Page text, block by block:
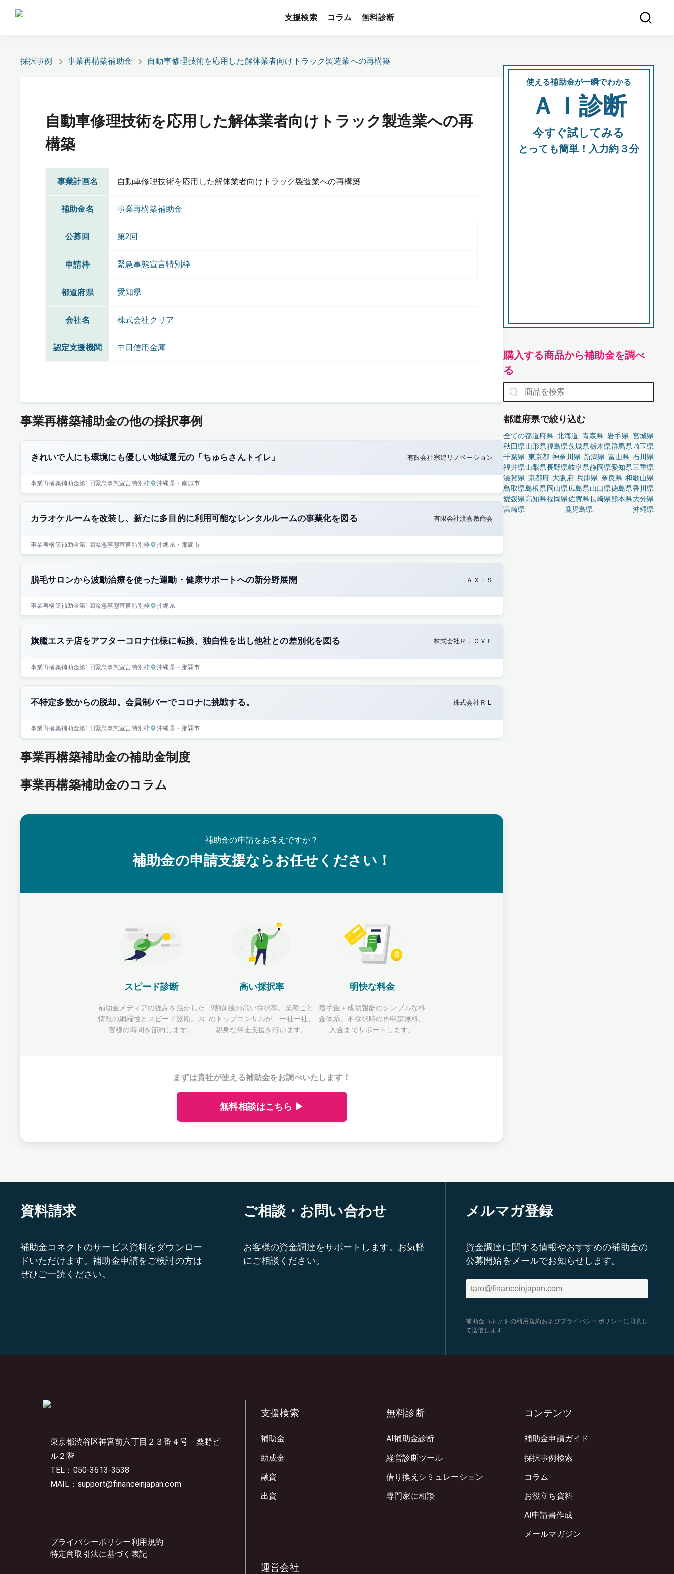
支援検索 コラム 無料診断
採択事例 事業再構築補助金 自動車修理技術を応用した解体業者向けトラック製造業への再構築
自動車修理技術を応用した解体業者向けトラック製造業への再
構築
事業計画名 自動車修理技術を応用した解体業者向けトラック製造業への再構築
補助金名 事業再構築補助金
公募回 第2回
申請枠 緊急事態宣言特別枠
都道府県 愛知県
会社名 株式会社クリア
認定支援機関 中日信用金庫
事業再構築補助金の他の採択事例
きれいで人にも環境にも優しい地域還元の「ちゅらさんトイレ」 有限会社宗建リノベーション
事業再構築補助金第1回緊急事態宣言特別枠 沖縄県 ・南城市
カラオケルームを改装し、新たに多目的に利用可能なレンタルルームの事業化を図る 有限会社渡嘉敷商会
事業再構築補助金第1回緊急事態宣言特別枠 沖縄県 ・那覇市
脱毛サロンから波動治療を使った運動・健康サポートへの新分野展開 ＡＸＩＳ
事業再構築補助金第1回緊急事態宣言特別枠 沖縄県
旗艦エステ店をアフターコロナ仕様に転換、独自性を出し他社との差別化を図る 株式会社Ｒ．ＯＶＥ
事業再構築補助金第1回緊急事態宣言特別枠 沖縄県 ・那覇市
不特定多数からの脱却。会員制バーでコロナに挑戦する。 株式会社ＲＬ
事業再構築補助金第1回緊急事態宣言特別枠 沖縄県 ・那覇市
事業再構築補助金の補助金制度
事業再構築補助金のコラム
補助金の申請をお考えですか？
補助金の申請支援ならお任せください！
スピード診断
補助金メディアの強みを活かした
情報の網羅性とスピード診断。お
客様の時間を節約します。
高い採択率
9割前後の高い採択率。業種ごと
のトップコンサルが、一社一社、
親身な伴走支援を行います。
明快な料金
着手金＋成功報酬のシンプルな料
金体系。不採択時の再申請無料。
入金までサポートします。
まずは貴社が使える補助金をお調べいたします！
無料相談はこちら ▶
使える補助金が一瞬でわかる
ＡＩ診断
今すぐ試してみる
とっても簡単！入力約３分
購入する商品から補助金を調べ
る
都道府県で絞り込む
全ての都道府県 北海道 青森県 岩手県 宮城県
秋田県山形県福島県茨城県栃木県群馬県埼玉県
千葉県 東京都 神奈川県 新潟県 富山県 石川県
福井県山梨県長野県岐阜県静岡県愛知県三重県
滋賀県 京都府 大阪府 兵庫県 奈良県 和歌山県
鳥取県島根県岡山県広島県山口県徳島県香川県
愛媛県高知県福岡県佐賀県長崎県熊本県大分県
宮崎県
鹿児島県 沖縄県
資料請求
補助金コネクトのサービス資料をダウンロー
ドいただけます。補助金申請をご検討の方は
ぜひご一読ください。
ご相談・お問い合わせ
お客様の資金調達をサポートします。お気軽
にご相談ください。
メルマガ登録
資金調達に関する情報やおすすめの補助金の
公募開始をメールでお知らせします。
補助金コネクトの利用規約 およびプライバシーポリシー に同意し
て送信します
東京都渋谷区神宮前六丁目２３番４号 桑野ビ
ル２階
TEL：050-3613-3538
MAIL：support@financeinjapan.com
プライバシーポリシー利用規約
特定商取引法に基づく表記
支援検索
補助金
助成金
融資
出資
無料診断
AI補助金診断
経営診断ツール
借り換えシミュレーション
専門家に相談
コンテンツ
補助金申請ガイド
採択事例検索
コラム
お役立ち資料
AI申請書作成
メールマガジン
運営会社